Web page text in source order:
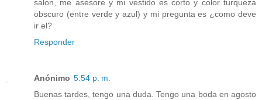
salon, me asesore y mi vestido es corto y color turqueza
obscuro (entre verde y azul) y mi pregunta es ¿como deve
ir el?
Responder
Anónimo 5:54 p. m.
Buenas tardes, tengo una duda. Tengo una boda en agosto